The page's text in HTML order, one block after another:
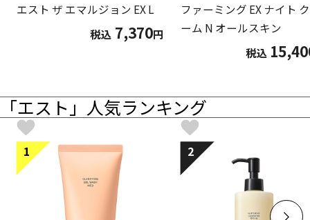
エスト ザ エマルジョン EX L
税込 7,370円
ファーミング EX ナイト
ーム N オールスキン
税込
「エスト」人気ランキング
1 2